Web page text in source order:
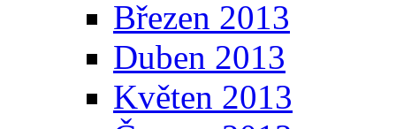
Březen 2013
Duben 2013
Květen 2013